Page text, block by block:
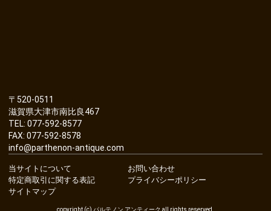
〒520-0511
滋賀県大津市南比良467
TEL: 077-592-8577
FAX: 077-592-8578
info@parthenon-antique.com
当サイトについて
お問い合わせ
特定商取引に関する表記
プライバシーポリシー
サイトマップ
copyright (c) パルテノン アンティーク all rights reserved.